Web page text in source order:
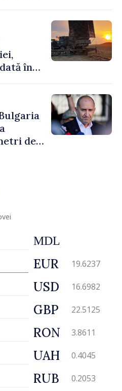
în
de
MDL
EUR 19.6237
USD 16.6982
GBP 22.5125
RON 3.8611
UAH 0.4045
RUB 0.2053